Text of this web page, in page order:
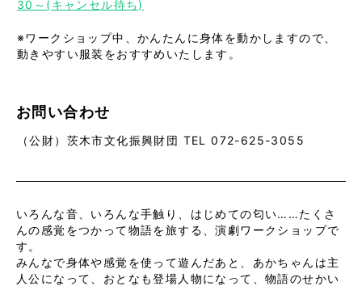
30～(キャンセル待ち)
※ワークショップ中、かんたんに身体を動かしますので、
動きやすい服装をおすすめいたします。
お問い合わせ
（公財）茨木市文化振興財団 TEL 072-625-3055
いろんな音、いろんな手触り、はじめての匂い……たくさ
んの感覚をつかって物語を旅する、演劇ワークショップで
す。
みんなで身体や感覚を使って遊んだあと、あかちゃんは主
人公になって、おとなも登場人物になって、物語のせかい